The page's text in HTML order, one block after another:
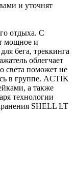
и уточнят
отдыха. С
мощное и
бега, треккинга
облегчает
света поможет не
в группе. ACTIK
а также
технологии
SHELL LT